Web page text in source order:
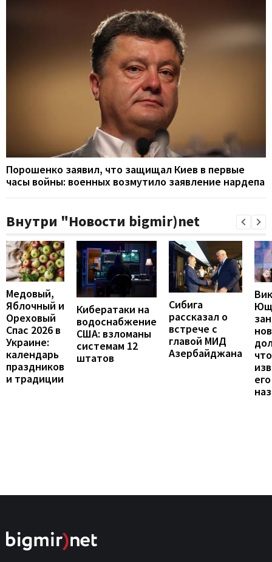
Порошенко заявил, что защищал Киев в первые
часы войны: военных возмутило заявление нардепа
Внутри "Новости bigmir)net
Медовый,
Яблочный и
Ореховый
Спас 2026 в
Украине:
календарь
праздников
и традиции
Кибератаки на
водоснабжение
США: взломаны
системам 12
штатов
Сибига
рассказал о
встрече с
главой МИД
Азербайджана
что
его